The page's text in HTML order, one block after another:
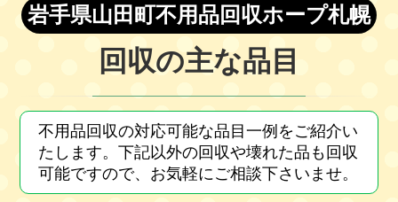
岩手県山田町不用品回収ホープ札幌
回収の主な品目
不用品回収の対応可能な品目一例をご紹介い
たします。下記以外の回収や壊れた品も回収
可能ですので、お気軽にご相談下さいませ。